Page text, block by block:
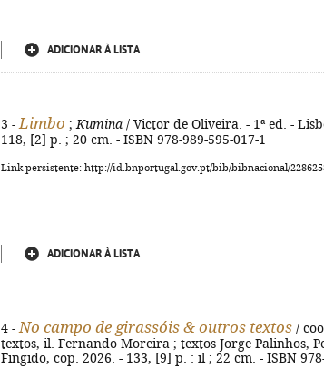
ADICIONAR À LISTA
3 - Limbo ; Kumina / Victor de Oliveira. - 1ª ed. -
118, [2] p. ; 20 cm. - ISBN 978-989-595-017-1
Link persistente: http://id.bnportugal.gov.pt/bib/bibnacional/
ADICIONAR À LISTA
4 - No campo de girassóis & outros textos /
textos, il. Fernando Moreira ; textos Jorge Palinhos,
Fingido, cop. 2026. - 133, [9] p. : il ; 22 cm. - ISBN